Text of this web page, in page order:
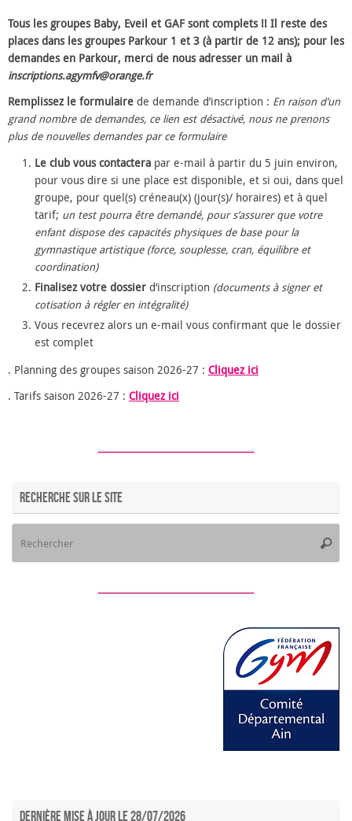
Tous les groupes Baby, Eveil et GAF sont complets !! Il reste des
places dans les groupes Parkour 1 et 3 (à partir de 12 ans); pour les
demandes en Parkour, merci de nous adresser un mail à
inscriptions.agymfv@orange.fr
Remplissez le formulaire de demande d’inscription : En raison d’un
grand nombre de demandes, ce lien est désactivé, nous ne prenons
plus de nouvelles demandes par ce formulaire
Le club vous contacterapar e-mail à partir du 5 juin environ,
pour vous dire si une place est disponible, et si oui, dans quel
groupe, pour quel(s) créneau(x) (jour(s)/ horaires) et à quel
tarif; un test pourra être demandé, pour s’assurer que votre
enfant dispose des capacités physiques de base pour la
gymnastique artistique (force, souplesse, cran, équilibre et
coordination)
Finalisez votre dossier d’inscription (documents à signer et
cotisation à régler en intégralité)
Vous recevrez alors un e-mail vous confirmant que le dossier
est complet
. Planning des groupes saison 2026-27 : Cliquez ici
. Tarifs saison 2026-27 : Cliquez ici
Recherche sur le site
Dernière mise à jour le 28/07/2026